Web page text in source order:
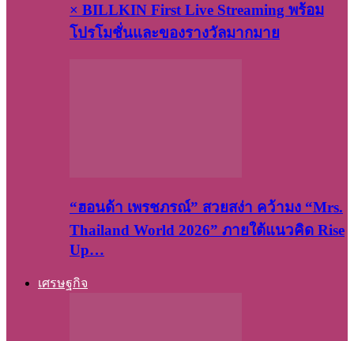
× BILLKIN First Live Streaming พร้อม
โปรโมชั่นและของรางวัลมากมาย
“ฮอนด้า เพรชภรณ์” สวยสง่า คว้ามง “Mrs.
Thailand World 2026” ภายใต้แนวคิด Rise
Up…
เศรษฐกิจ